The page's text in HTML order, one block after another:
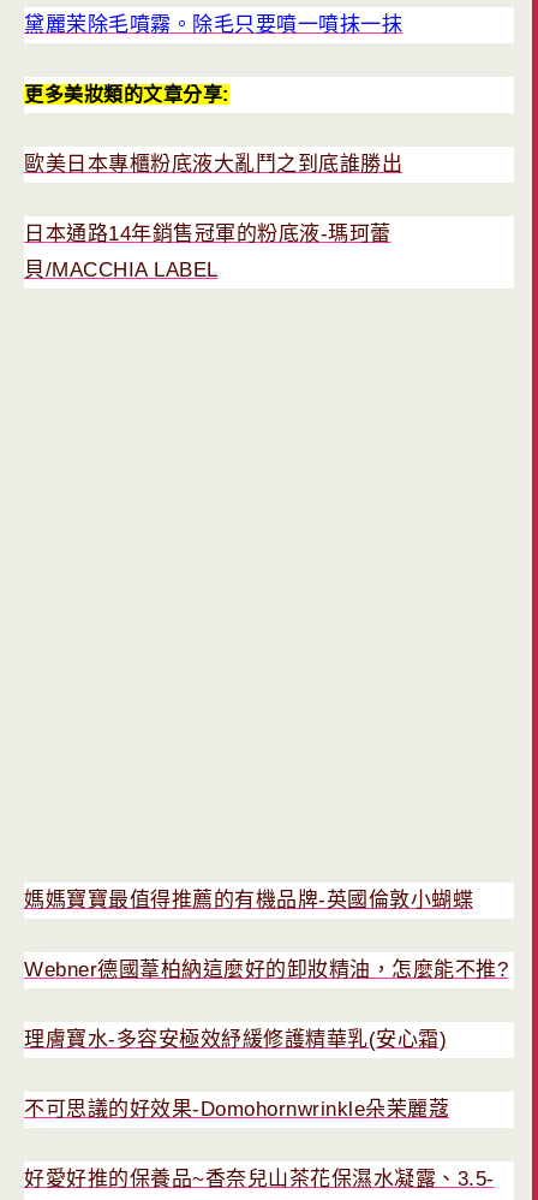
黛麗茉除毛噴霧。除毛只要噴一噴抹一抹
更多美妝類的文章分享:
歐美日本專櫃粉底液大亂鬥之到底誰勝出
日本通路14年銷售冠軍的粉底液-瑪珂蕾
貝/MACCHIA LABEL
媽媽寶寶最值得推薦的有機品牌-英國倫敦小蝴蝶
Webner德國葦柏納這麼好的卸妝精油，怎麼能不推?
理膚寶水-多容安極效紓緩修護精華乳(安心霜)
不可思議的好效果-Domohornwrinkle朵茉麗蔻
好愛好推的保養品~香奈兒山茶花保濕水凝露、3.5-